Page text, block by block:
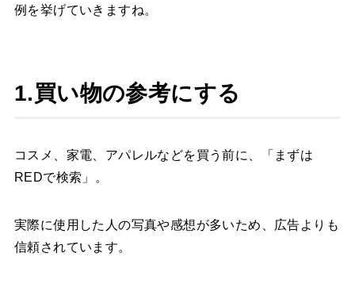
例を挙げていきますね。
1.買い物の参考にする
コスメ、家電、アパレルなどを買う前に、「まずは
REDで検索」。
実際に使用した人の写真や感想が多いため、広告よりも
信頼されています。